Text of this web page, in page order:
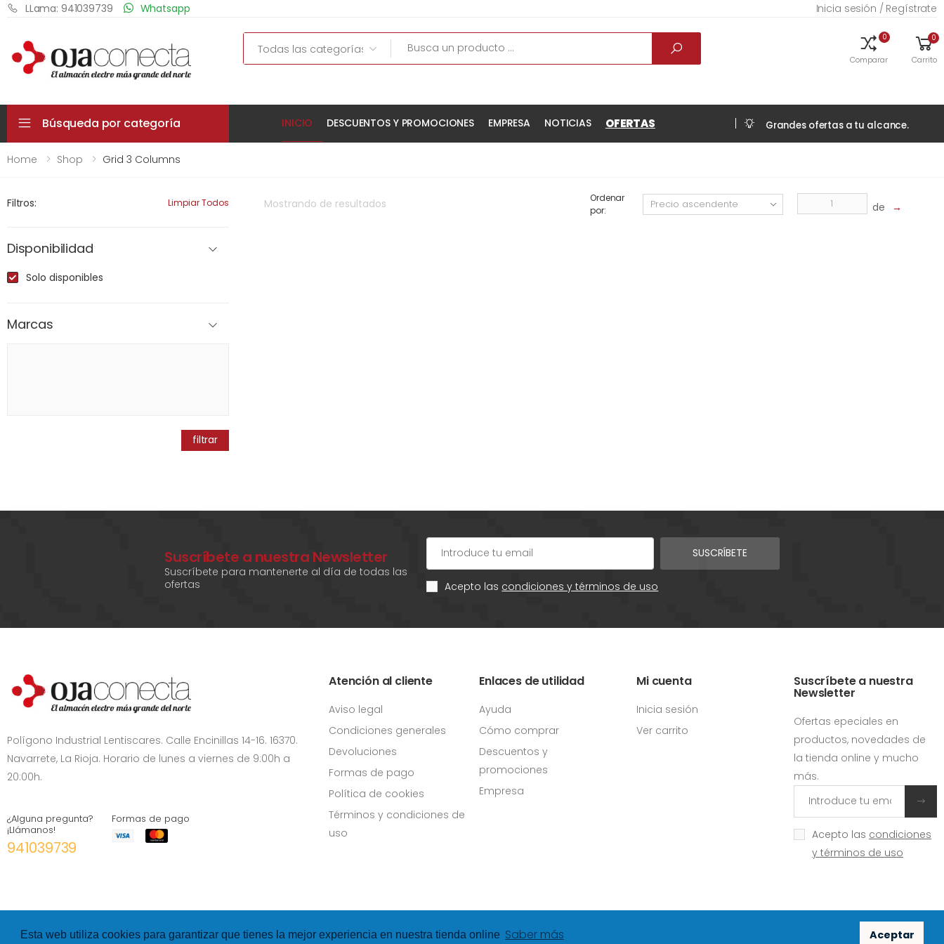
Esta web utiliza cookies para garantizar que tienes la mejor experiencia en nuestra tienda online Saber más Aceptar
LLama: 941039739 Whatsapp Inicia sesión / Regístrate
Search 0
Comparar
0
Carrito
Búsqueda por categoría INICIO DESCUENTOS Y PROMOCIONES EMPRESA NOTICIAS OFERTAS Grandes ofertas a tu alcance.
Home Shop Grid 3 Columns
Mostrando de resultados
Ordenar
por:
de →
Filtros: Limpiar Todos
Disponibilidad
Solo disponibles
Marcas
filtrar
Suscríbete a nuestra Newsletter
Suscríbete para mantenerte al día de todas las
ofertas
SUSCRÍBETE
Acepto las condiciones y términos de uso
Polígono Industrial Lentiscares. Calle Encinillas 14-16. 16370.
Navarrete, La Rioja. Horario de lunes a viernes de 9:00h a
20:00h.
¿Alguna pregunta?
¡Llámanos!
941039739
Formas de pago
Atención al cliente
Aviso legal
Condiciones generales
Devoluciones
Formas de pago
Política de cookies
Términos y condiciones de
uso
Enlaces de utilidad
Ayuda
Cómo comprar
Descuentos y
promociones
Empresa
Mi cuenta
Inicia sesión
Ver carrito
Suscríbete a nuestra
Newsletter
Ofertas epeciales en
productos, novedades de
la tienda online y mucho
más.
Acepto las condiciones
y términos de uso
Hexer- All rights Reserved